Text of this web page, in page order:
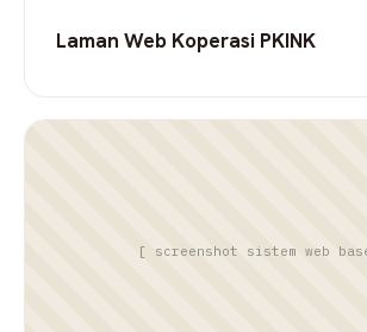
Laman Web Koperasi PKINK
[ screenshot sistem web